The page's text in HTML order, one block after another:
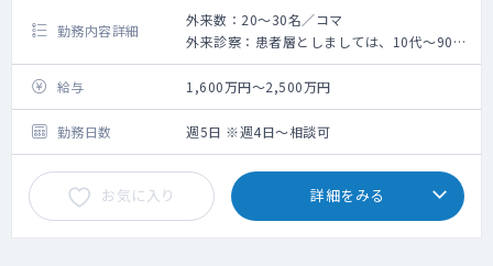
勤務内容詳細
外来数：20～30名／コマ
外来診察：患者層としましては、10代～90代
まで幅広い年齢層の患者様が来院されます。
主にうつ病・不眠症・発達障害の
対応を行っています。
給与 1,600万円～2,500万円
勤務日数 週5日 ※週4日～相談可
お気に入り 詳細をみる